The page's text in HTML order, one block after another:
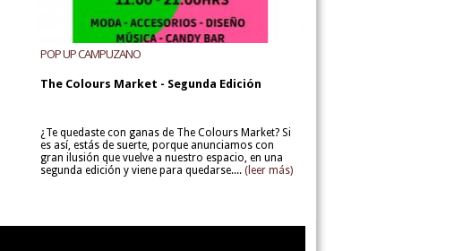
POP UP CAMPUZANO
The Colours Market - Segunda Edición
¿Te quedaste con ganas de The Colours Market? Si
es así, estás de suerte, porque anunciamos con
gran ilusión que vuelve a nuestro espacio, en una
segunda edición y viene para quedarse.... (leer más)